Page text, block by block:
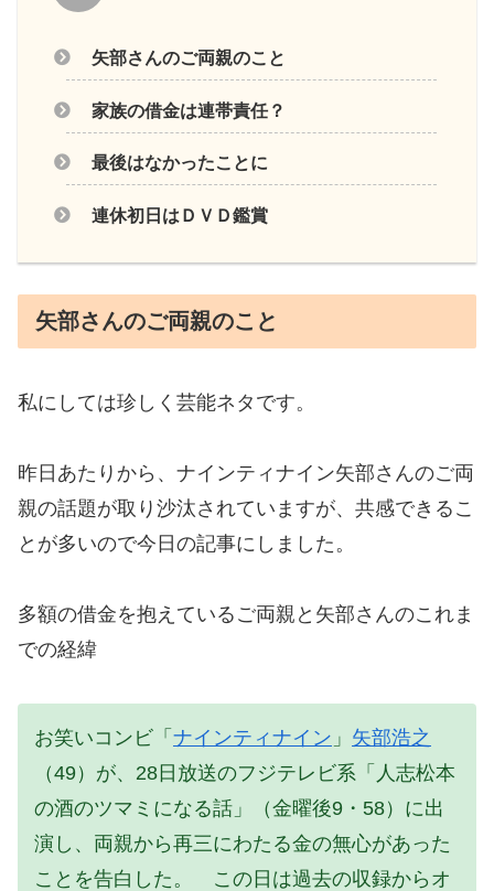
矢部さんのご両親のこと
家族の借金は連帯責任？
最後はなかったことに
連休初日はＤＶＤ鑑賞
矢部さんのご両親のこと
私にしては珍しく芸能ネタです。
昨日あたりから、ナインティナイン矢部さんのご両
親の話題が取り沙汰されていますが、共感できるこ
とが多いので今日の記事にしました。
多額の借金を抱えているご両親と矢部さんのこれま
での経緯
お笑いコンビ「 ナインティナイン 」 矢部浩之
（49）が、28日放送のフジテレビ系「人志松本
の酒のツマミになる話」（金曜後9・58）に出
演し、両親から再三にわたる金の無心があった
ことを告白した。 この日は過去の収録からオ